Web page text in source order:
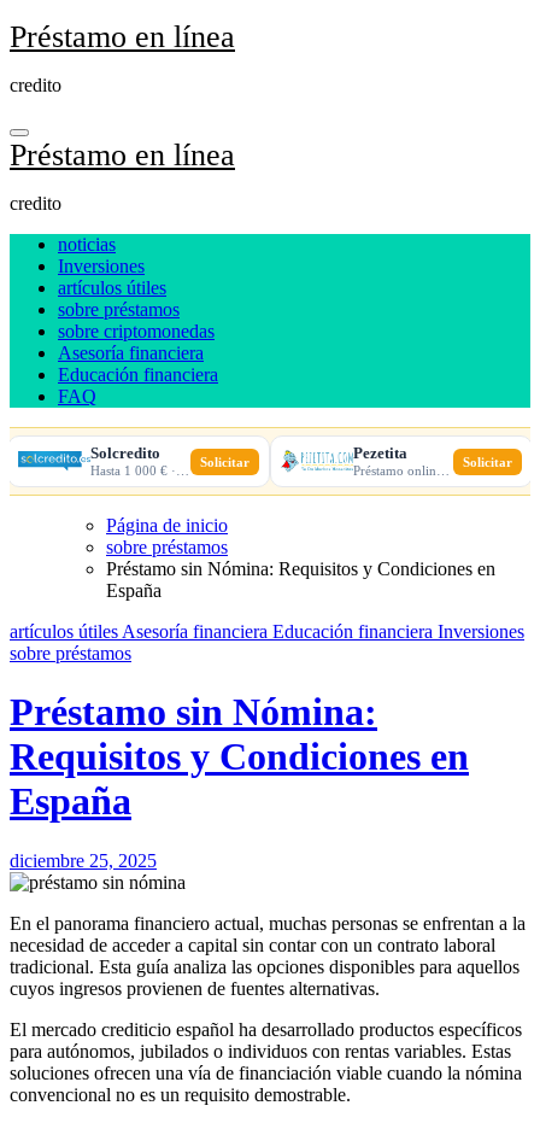
Ir
al
Préstamo en línea
credito
Préstamo en línea
credito
noticias
Inversiones
artículos útiles
sobre préstamos
sobre criptomonedas
Asesoría financiera
Educación financiera
FAQ
Solcredito Solicitar Pezetita Solicitar
Página de inicio
sobre préstamos
Préstamo sin Nómina: Requisitos y Condiciones en
España
artículos útiles Asesoría financiera Educación financiera Inversiones
sobre préstamos
Préstamo sin Nómina:
Requisitos y Condiciones en
España
diciembre 25, 2025
En el panorama financiero actual, muchas personas se enfrentan a la
necesidad de acceder a capital sin contar con un contrato laboral
tradicional. Esta guía analiza las opciones disponibles para aquellos
cuyos ingresos provienen de fuentes alternativas.
El mercado crediticio español ha desarrollado productos específicos
para autónomos, jubilados o individuos con rentas variables. Estas
soluciones ofrecen una vía de financiación viable cuando la nómina
convencional no es un requisito demostrable.